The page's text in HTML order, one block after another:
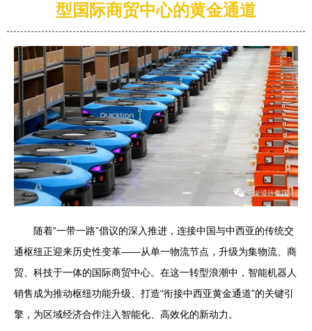
型国际商贸中心的黄金通道
随着“一带一路”倡议的深入推进，连接中国与中西亚的传统交
通枢纽正迎来历史性变革——从单一物流节点，升级为集物流、商
贸、科技于一体的国际商贸中心。在这一转型浪潮中，智能机器人
销售成为推动枢纽功能升级、打造“衔接中西亚黄金通道”的关键引
擎，为区域经济合作注入智能化、高效化的新动力。